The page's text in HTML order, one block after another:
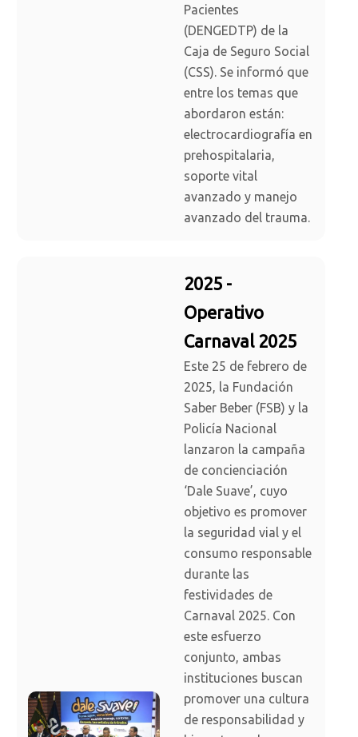
Pacientes
(DENGEDTP) de la
Caja de Seguro Social
(CSS). Se informó que
entre los temas que
abordaron están:
electrocardiografía en
prehospitalaria,
soporte vital
avanzado y manejo
avanzado del trauma.
2025 -
Operativo
Carnaval 2025
Este 25 de febrero de
2025, la Fundación
Saber Beber (FSB) y la
Policía Nacional
lanzaron la campaña
de concienciación
‘Dale Suave’, cuyo
objetivo es promover
la seguridad vial y el
consumo responsable
durante las
festividades de
Carnaval 2025. Con
este esfuerzo
conjunto, ambas
instituciones buscan
promover una cultura
de responsabilidad y